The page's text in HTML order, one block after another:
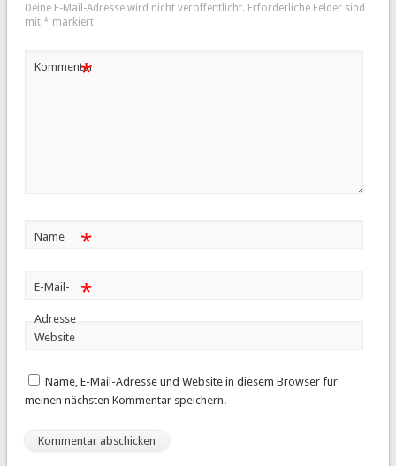
Deine E-Mail-Adresse wird nicht veröffentlicht. Erforderliche Felder sind
mit * markiert
Kommentar
*
Name *
E-Mail-
Adresse
*
Website
Name, E-Mail-Adresse und Website in diesem Browser für
meinen nächsten Kommentar speichern.